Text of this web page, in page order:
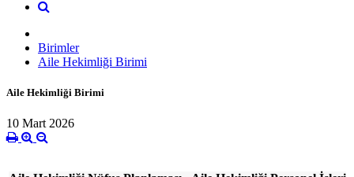
Birimler
Aile Hekimliği Birimi
Aile Hekimliği Birimi
10 Mart 2026